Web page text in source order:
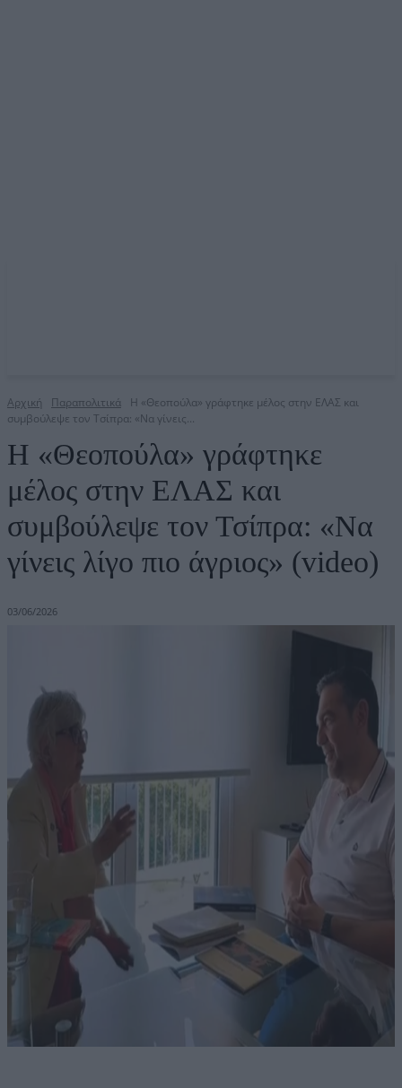
Αρχική Παραπολιτικά
Η «Θεοπούλα» γράφτηκε μέλος στην ΕΛΑΣ και
συμβούλεψε τον Τσίπρα: «Να γίνεις...
Η «Θεοπούλα» γράφτηκε
μέλος στην ΕΛΑΣ και
συμβούλεψε τον Τσίπρα: «Να
γίνεις λίγο πιο άγριος» (video)
03/06/2026